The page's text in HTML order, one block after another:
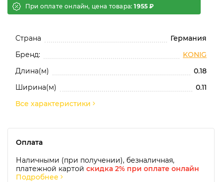
Страна
Германия
Бренд:
KONIG
Длина(м)
0.18
Ширина(м)
0.11
Все характеристики
При оплате онлайн, цена товара:1955 ₽
Оплата
Наличными (при получении), безналичная,
платежной картой скидка 2% при оплате онлайн
Подробнее